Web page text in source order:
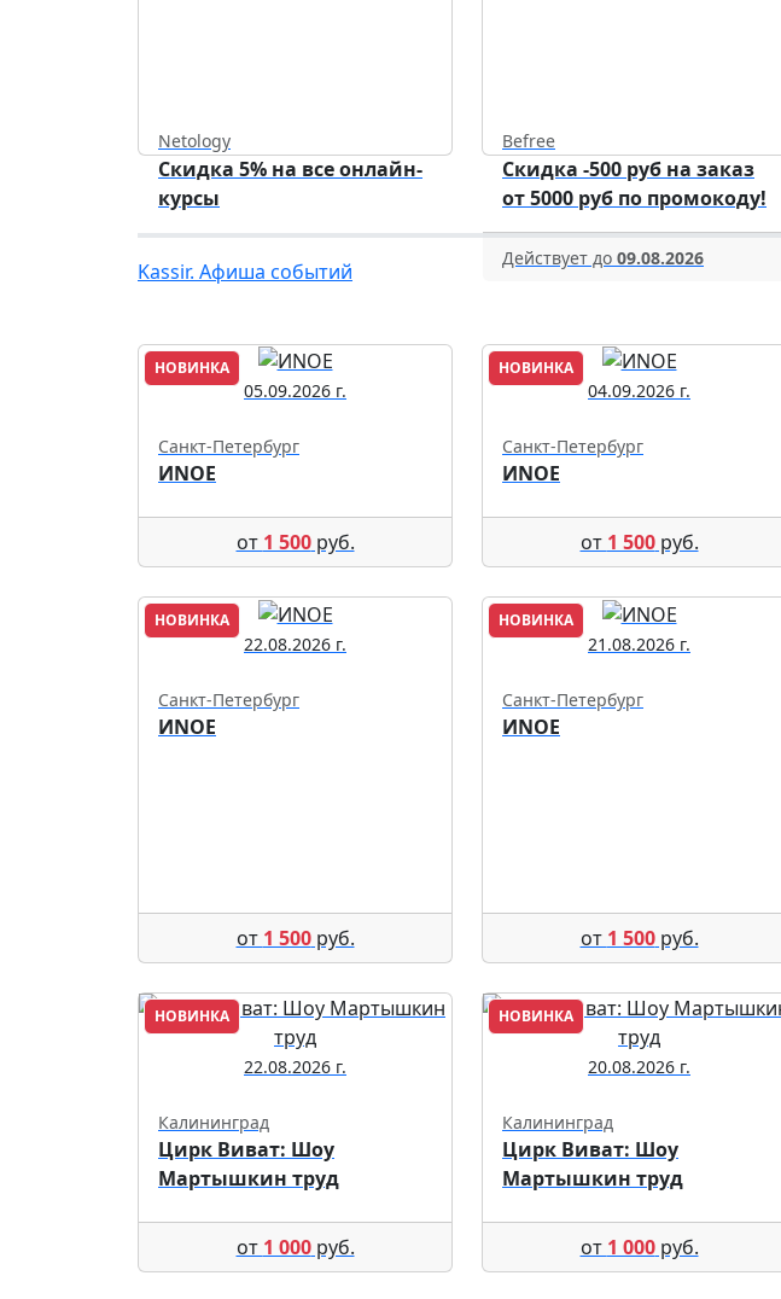
Netology
Скидка 5% на все онлайн-
курсы
Befree
Скидка -500 руб на заказ
от 5000 руб по промокоду!
Действует до 09.08.2026
Kassir. Афиша событий
НОВИНКА
05.09.2026 г.
Санкт-Петербург
ИNОЕ
от 1 500руб.
НОВИНКА
04.09.2026 г.
Санкт-Петербург
ИNОЕ
от 1 500руб.
НОВИНКА
22.08.2026 г.
Санкт-Петербург
ИNОЕ
от 1 500руб.
НОВИНКА
21.08.2026 г.
Санкт-Петербург
ИNОЕ
от 1 500руб.
НОВИНКА
22.08.2026 г.
Калининград
Цирк Виват: Шоу
Мартышкин труд
от 1 000руб.
НОВИНКА
20.08.2026 г.
Калининград
Цирк Виват: Шоу
Мартышкин труд
от 1 000руб.